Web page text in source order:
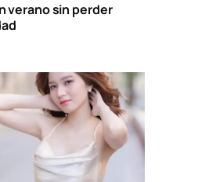
verano sin perder